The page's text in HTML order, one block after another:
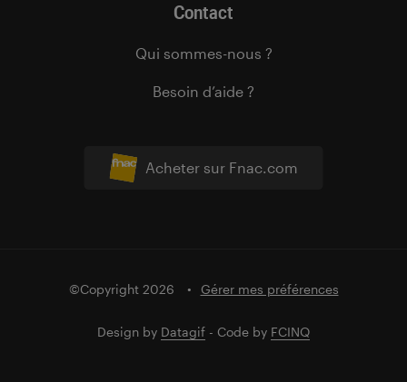
Acheter sur Fnac.com
Contact
Qui sommes-nous ?
Besoin d’aide ?
©Copyright 2026 Gérer mes préférences
Design by Datagif - Code by FCINQ